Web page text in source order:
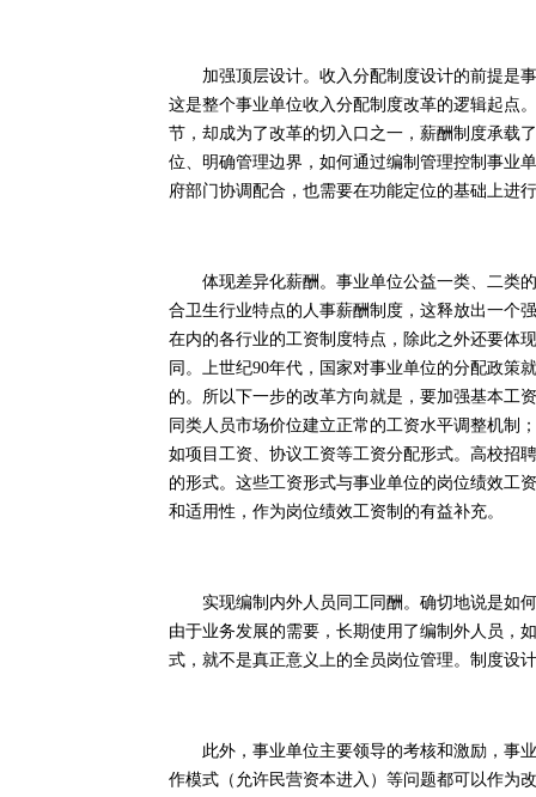
加强顶层设计。收入分配制度设计的前提是事
这是整个事业单位收入分配制度改革的逻辑起点
节，却成为了改革的切入口之一，薪酬制度承载
位、明确管理边界，如何通过编制管理控制事业
府部门协调配合，也需要在功能定位的基础上进
体现差异化薪酬。事业单位公益一类、二类的
合卫生行业特点的人事薪酬制度，这释放出一个
在内的各行业的工资制度特点，除此之外还要体
同。上世纪90年代，国家对事业单位的分配政策
的。所以下一步的改革方向就是，要加强基本工
同类人员市场价位建立正常的工资水平调整机制
如项目工资、协议工资等工资分配形式。高校招
的形式。这些工资形式与事业单位的岗位绩效工
和适用性，作为岗位绩效工资制的有益补充。
实现编制内外人员同工同酬。确切地说是如何
由于业务发展的需要，长期使用了编制外人员，
式，就不是真正意义上的全员岗位管理。制度设
此外，事业单位主要领导的考核和激励，事业
作模式（允许民营资本进入）等问题都可以作为